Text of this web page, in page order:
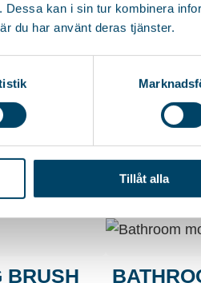
kan i sin tur kombinera
du har använt deras tjänster.
Tillåt alla
BRUSH